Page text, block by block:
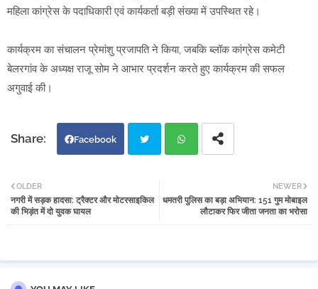
महिला कांग्रेस के पदाधिकारी एवं कार्यकर्ता बड़ी संख्या में उपस्थित रहे।
कार्यक्रम का संचालन प्रेमांशु प्रजापति ने किया, जबकि ब्लॉक कांग्रेस कमेटी
बेलरगांव के अध्यक्ष राजू सोम ने आभार प्रदर्शन करते हुए कार्यक्रम की सफल
अगुवाई की।
Facebook
tter atsa
NEWER
धमतरी पुलिस का बड़ा अभियान: 151 गुम मोबाइल
लौटाकर फिर जीता जनता का भरोसा
OLDER
नगरी में सड़क हादसा: ट्रैक्टर और मोटरसाइकिल
की भिड़ंत में दो युवक घायल